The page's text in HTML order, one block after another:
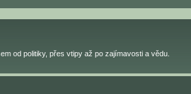
od politiky, přes vtipy až po zajímavosti a vědu.